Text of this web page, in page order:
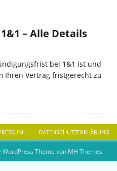
– Alle Details
bei 1&1 ist und
Ihren Vertrag fristgerecht zu
DATENSCHUTZERKLÄRUNG
Theme von MH Themes